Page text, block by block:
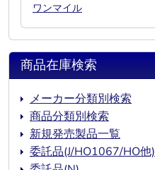
ワンマイル
商品在庫検索
メーカー分類別検索
商品分類別検索
新規発売製品一覧
委託品(J/HO1067/HO他)